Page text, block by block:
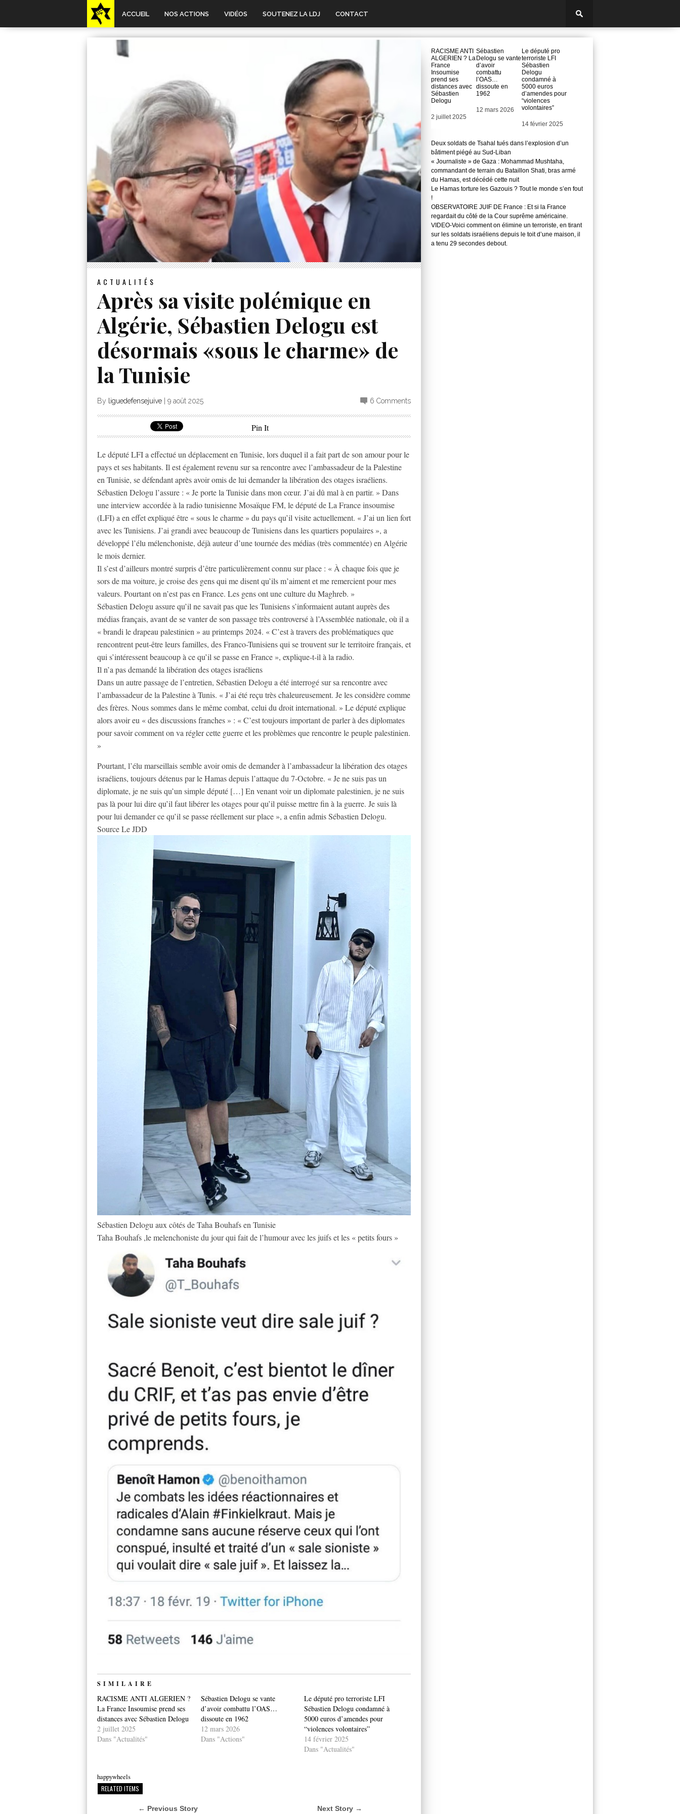
ACCUEIL NOS ACTIONS VIDÉOS SOUTENEZ LA LDJ CONTACT
ACTUALITÉS
Après sa visite polémique en
Algérie, Sébastien Delogu est
désormais «sous le charme» de
la Tunisie
By liguedefensejuive 9 août 2025 6 Comments
Pin It
Le député LFI a effectué un déplacement en Tunisie, lors duquel il a fait part de son amour pour le
pays et ses habitants. Il est également revenu sur sa rencontre avec l’ambassadeur de la Palestine
en Tunisie, se défendant après avoir omis de lui demander la libération des otages israéliens.
Sébastien Delogu l’assure : « Je porte la Tunisie dans mon cœur. J’ai dû mal à en partir. » Dans
une interview accordée à la radio tunisienne Mosaïque FM, le député de La France insoumise
(LFI) a en effet expliqué être « sous le charme » du pays qu’il visite actuellement. « J’ai un lien fort
avec les Tunisiens. J’ai grandi avec beaucoup de Tunisiens dans les quartiers populaires », a
développé l’élu mélenchoniste, déjà auteur d’une tournée des médias (très commentée) en Algérie
le mois dernier.
Il s’est d’ailleurs montré surpris d’être particulièrement connu sur place : « À chaque fois que je
sors de ma voiture, je croise des gens qui me disent qu’ils m’aiment et me remercient pour mes
valeurs. Pourtant on n’est pas en France. Les gens ont une culture du Maghreb. »
Sébastien Delogu assure qu’il ne savait pas que les Tunisiens s’informaient autant auprès des
médias français, avant de se vanter de son passage très controversé à l’Assemblée nationale, où il a
« brandi le drapeau palestinien » au printemps 2024. « C’est à travers des problématiques que
rencontrent peut-être leurs familles, des Franco-Tunisiens qui se trouvent sur le territoire français, et
qui s’intéressent beaucoup à ce qu’il se passe en France », explique-t-il à la radio.
Il n’a pas demandé la libération des otages israéliens
Dans un autre passage de l’entretien, Sébastien Delogu a été interrogé sur sa rencontre avec
l’ambassadeur de la Palestine à Tunis. « J’ai été reçu très chaleureusement. Je les considère comme
des frères. Nous sommes dans le même combat, celui du droit international. » Le député explique
alors avoir eu « des discussions franches » : « C’est toujours important de parler à des diplomates
pour savoir comment on va régler cette guerre et les problèmes que rencontre le peuple palestinien.
»
Pourtant, l’élu marseillais semble avoir omis de demander à l’ambassadeur la libération des otages
israéliens, toujours détenus par le Hamas depuis l’attaque du 7-Octobre. « Je ne suis pas un
diplomate, je ne suis qu’un simple député […] En venant voir un diplomate palestinien, je ne suis
pas là pour lui dire qu’il faut libérer les otages pour qu’il puisse mettre fin à la guerre. Je suis là
pour lui demander ce qu’il se passe réellement sur place », a enfin admis Sébastien Delogu.
Source Le JDD
Sébastien Delogu aux côtés de Taha Bouhafs en Tunisie
Taha Bouhafs ,le melenchoniste du jour qui fait de l’humour avec les juifs et les « petits fours »
SIMILAIRE
RACISME ANTI ALGERIEN ?
La France Insoumise prend ses
distances avec Sébastien Delogu
2 juillet 2025
Dans "Actualités"
Sébastien Delogu se vante
d’avoir combattu l’OAS…
dissoute en 1962
12 mars 2026
Dans "Actions"
Le député pro terroriste LFI
Sébastien Delogu condamné à
5000 euros d’amendes pour
“violences volontaires”
14 février 2025
Dans "Actualités"
happywheels
RELATED ITEMS
← Previous Story Next Story →
RACISME ANTI
ALGERIEN ? La
France
Insoumise
prend ses
distances avec
Sébastien
Delogu
Date
2 juillet 2025
Sébastien
Delogu se vante
d’avoir
combattu
l’OAS…
dissoute en
1962
Date
12 mars 2026
Le député pro
terroriste LFI
Sébastien
Delogu
condamné à
5000 euros
d’amendes pour
“violences
volontaires”
Date
14 février 2025
Deux soldats de Tsahal tués dans l’explosion d’un
bâtiment piégé au Sud-Liban
« Journaliste » de Gaza : Mohammad Mushtaha,
commandant de terrain du Bataillon Shati, bras armé
du Hamas, est décédé cette nuit
Le Hamas torture les Gazouis ? Tout le monde s’en fout
!
OBSERVATOIRE JUIF DE France : Et si la France
regardait du côté de la Cour suprême américaine.
VIDEO-Voici comment on élimine un terroriste, en tirant
sur les soldats israéliens depuis le toit d’une maison, il
a tenu 29 secondes debout.